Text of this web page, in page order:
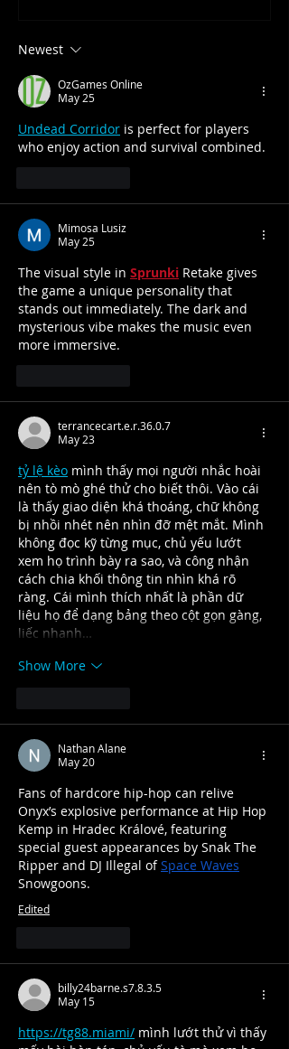
Newest
OzGames Online
May 25
Undead Corridor is perfect for players
who enjoy action and survival combined.
Mimosa Lusiz
May 25
The visual style in Sprunki Retake gives
the game a unique personality that
stands out immediately. The dark and
mysterious vibe makes the music even
more immersive.
terrancecart.e.r.36.0.7
May 23
tỷ lệ kèo mình thấy mọi người nhắc hoài
nên tò mò ghé thử cho biết thôi. Vào cái
là thấy giao diện khá thoáng, chữ không
bị nhồi nhét nên nhìn đỡ mệt mắt. Mình
không đọc kỹ từng mục, chủ yếu lướt
xem họ trình bày ra sao, và công nhận
cách chia khối thông tin nhìn khá rõ
ràng. Cái mình thích nhất là phần dữ
liệu họ để dạng bảng theo cột gọn gàng,
liếc nhanh…
Show More
Nathan Alane
May 20
Fans of hardcore hip-hop can relive
Onyx’s explosive performance at Hip Hop
Kemp in Hradec Králové, featuring
special guest appearances by Snak The
Ripper and DJ Illegal of Space Waves
Snowgoons.
Edited
billy24barne.s7.8.3.5
May 15
https://tg88.miami/ mình lướt thử vì thấy